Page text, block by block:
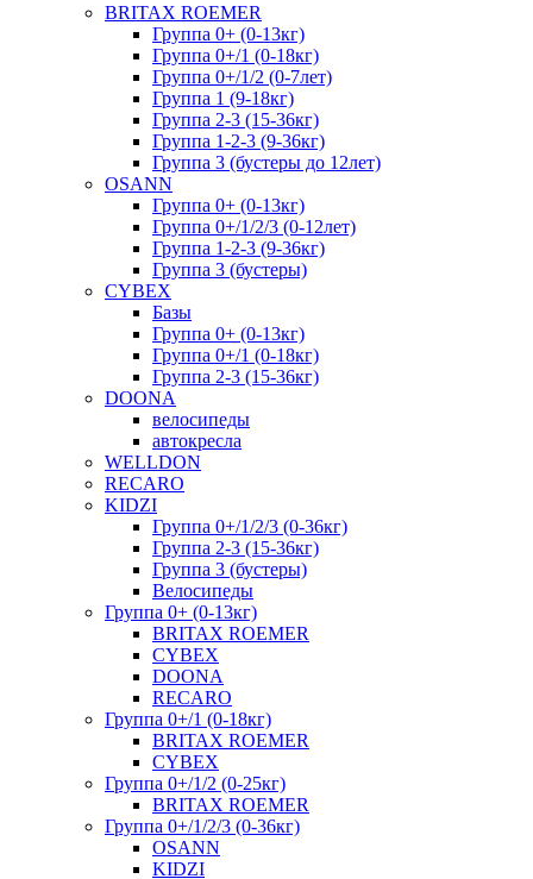
BRITAX ROEMER
Группа 0+ (0-13кг)
Группа 0+/1 (0-18кг)
Группа 0+/1/2 (0-7лет)
Группа 1 (9-18кг)
Группа 2-3 (15-36кг)
Группа 1-2-3 (9-36кг)
Группа 3 (бустеры до 12лет)
OSANN
Группа 0+ (0-13кг)
Группа 0+/1/2/3 (0-12лет)
Группа 1-2-3 (9-36кг)
Группа 3 (бустеры)
CYBEX
Базы
Группа 0+ (0-13кг)
Группа 0+/1 (0-18кг)
Группа 2-3 (15-36кг)
DOONA
велосипеды
автокресла
WELLDON
RECARO
KIDZI
Группа 0+/1/2/3 (0-36кг)
Группа 2-3 (15-36кг)
Группа 3 (бустеры)
Велосипеды
Группа 0+ (0-13кг)
BRITAX ROEMER
CYBEX
DOONA
RECARO
Группа 0+/1 (0-18кг)
BRITAX ROEMER
CYBEX
Группа 0+/1/2 (0-25кг)
BRITAX ROEMER
Группа 0+/1/2/3 (0-36кг)
OSANN
KIDZI